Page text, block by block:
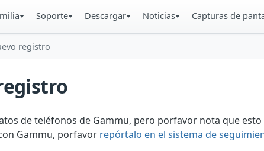
Soporte Descargar Noticias Capturas de
registro
de teléfonos de Gammu, pero porfavor nota que
Gammu, porfavor repórtalo en el sistema de